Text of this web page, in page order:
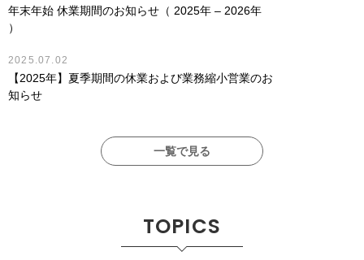
年末年始 休業期間のお知らせ（ 2025年 – 2026年
）
2025.07.02
【2025年】夏季期間の休業および業務縮小営業のお
知らせ
一覧で見る
TOPICS